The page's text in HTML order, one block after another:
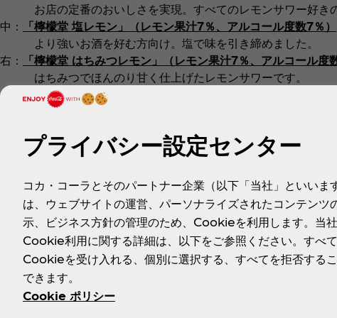
お店の定番のおいしさを実現。すべてのレモンサワー好きの
中：
「檸檬堂 塩レモン」（レモン果汁7％、アルコール度数7％）
より強いお酒を好む方向け。塩で味を引き締めました。
右：
「檸檬堂 はちみつレモン」（レモン果汁7％、アルコール度
はちみつでほんのり甘く仕上げたレモンサワーです。
食事といっしょに、また食後のひとときに、一日のお仕事を終
パッケージデザインは、酒屋などで古くから愛用され、いま
の屋号をイメージした製品名「檸檬堂」とレモンやスクイーザー
酒場のおいしさを実現したこだわりレモンサワーブランド「檸
製品概要
・製品名
：檸檬堂 定番レモン
・品名
：リキュール（発泡性）①
・原材料名
レモン、果糖ぶどう糖液糖、スピリッツ、食
・アルコール分：5％
プライバシー設定センター
コカ・コーラとそのパートナー企業（以下「当社」といいま
は、ウェブサイトの運営、パーソナライズされたコンテンツ
示、ビジネス方針の管理のため、Cookieを利用します。当
Cookie利用に関する詳細は、以下をご参照ください。すべ
Cookieを受け入れる、個別に選択する、すべてを拒否する
できます。
Cookie ポリシー